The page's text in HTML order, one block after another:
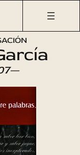
Relato de un
—